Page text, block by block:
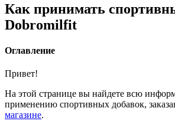
Как принимать
Dobromilfit
Оглавление
Привет!
На этой странице вы найдете всю
применению спортивных добавок,
магазине.